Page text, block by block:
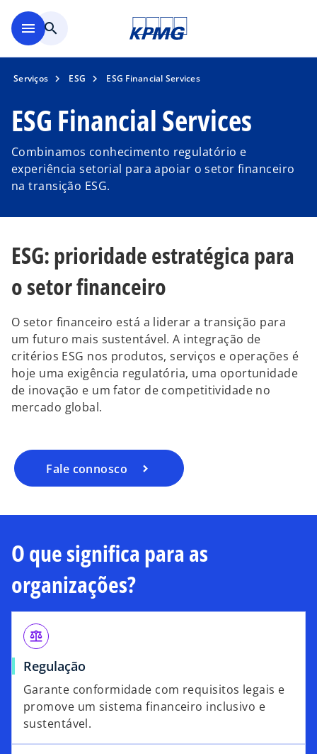
menu search
Serviços ESG ESG Financial Services
ESG Financial Services
Combinamos conhecimento regulatório e
experiência setorial para apoiar o setor financeiro
na transição ESG.
ESG: prioridade estratégica para
o setor financeiro
O setor financeiro está a liderar a transição para
um futuro mais sustentável. A integração de
critérios ESG nos produtos, serviços e operações é
hoje uma exigência regulatória, uma oportunidade
de inovação e um fator de competitividade no
mercado global.
Fale connosco
O que significa para as
organizações?
balance
Regulação
Garante conformidade com requisitos legais e
promove um sistema financeiro inclusivo e
sustentável.